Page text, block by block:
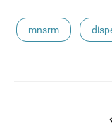
mnsrm